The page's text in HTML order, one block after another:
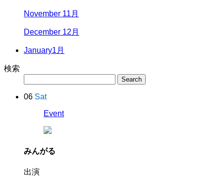
November 11月
December 12月
January1月
検索
06 Sat
Event
みんがる
出演